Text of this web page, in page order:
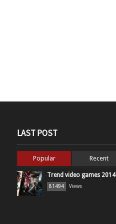
LAST POST
Popular Recent
Trend video games 2014
81494 Views